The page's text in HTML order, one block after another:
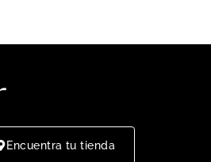
Encuentra tu tienda